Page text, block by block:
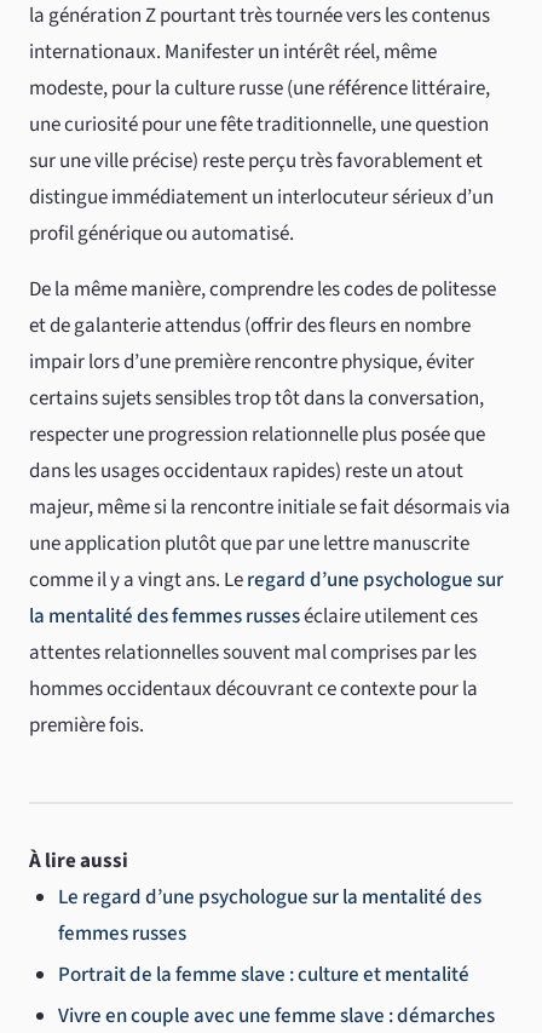
la génération Z pourtant très tournée vers les contenus
internationaux. Manifester un intérêt réel, même
modeste, pour la culture russe (une référence littéraire,
une curiosité pour une fête traditionnelle, une question
sur une ville précise) reste perçu très favorablement et
distingue immédiatement un interlocuteur sérieux d’un
profil générique ou automatisé.
De la même manière, comprendre les codes de politesse
et de galanterie attendus (offrir des fleurs en nombre
impair lors d’une première rencontre physique, éviter
certains sujets sensibles trop tôt dans la conversation,
respecter une progression relationnelle plus posée que
dans les usages occidentaux rapides) reste un atout
majeur, même si la rencontre initiale se fait désormais via
une application plutôt que par une lettre manuscrite
comme il y a vingt ans. Leregard d’une psychologue sur
la mentalité des femmes russeséclaire utilement ces
attentes relationnelles souvent mal comprises par les
hommes occidentaux découvrant ce contexte pour la
première fois.
À lire aussi
Le regard d’une psychologue sur la mentalité des
femmes russes
Portrait de la femme slave : culture et mentalité
Vivre en couple avec une femme slave : démarches